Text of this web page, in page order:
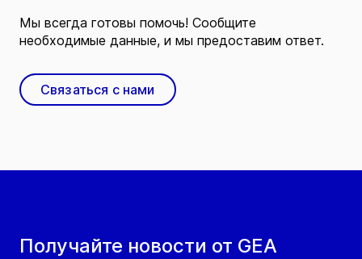
Получайте новости от GEA
Мы всегда готовы помочь! Сообщите
необходимые данные, и мы предоставим ответ.
Связаться с нами